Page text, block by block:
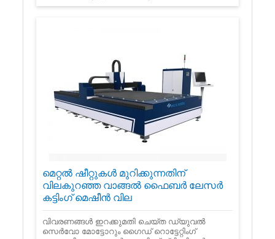
മെറ്റൽ ഷീറ്റുകൾ മുറിക്കുന്നതിന്
വിലകുറഞ്ഞ വാങ്ങൽ ഫൈബർ ലേസർ
കട്ടിംഗ് മെഷീൻ വില
വിവരണങ്ങൾ ഇറക്കുമതി ചെയ്ത ഡ്യുവൽ
സെർവോ മോട്ടോറും ഗൈഡ് റൊട്ടേറ്റിംഗ്